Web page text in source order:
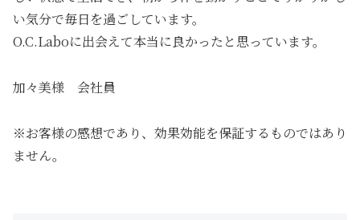
い気分で毎日を過ごしています。
O.C.Laboに出会えて本当に良かったと思っています。
加々美様 会社員
※お客様の感想であり、効果効能を保証するものではあり
ません。